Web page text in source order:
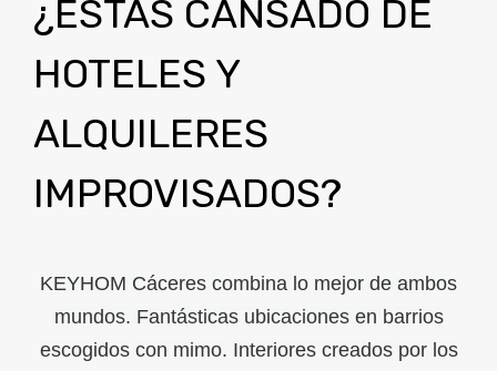
¿ESTÁS CANSADO DE
HOTELES Y
ALQUILERES
IMPROVISADOS?
KEYHOM Cáceres combina lo mejor de ambos
mundos. Fantásticas ubicaciones en barrios
escogidos con mimo. Interiores creados por los